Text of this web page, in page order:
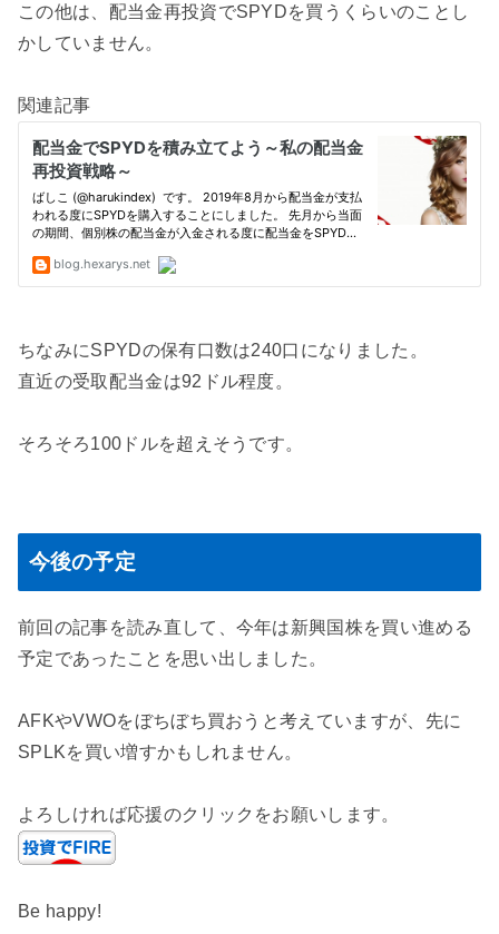
この他は、配当金再投資でSPYDを買うくらいのことし
かしていません。
関連記事
ちなみにSPYDの保有口数は240口になりました。
直近の受取配当金は92ドル程度。
そろそろ100ドルを超えそうです。
今後の予定
前回の記事を読み直して、今年は新興国株を買い進める
予定であったことを思い出しました。
AFKやVWOをぼちぼち買おうと考えていますが、先に
SPLKを買い増すかもしれません。
よろしければ応援のクリックをお願いします。
Be happy!